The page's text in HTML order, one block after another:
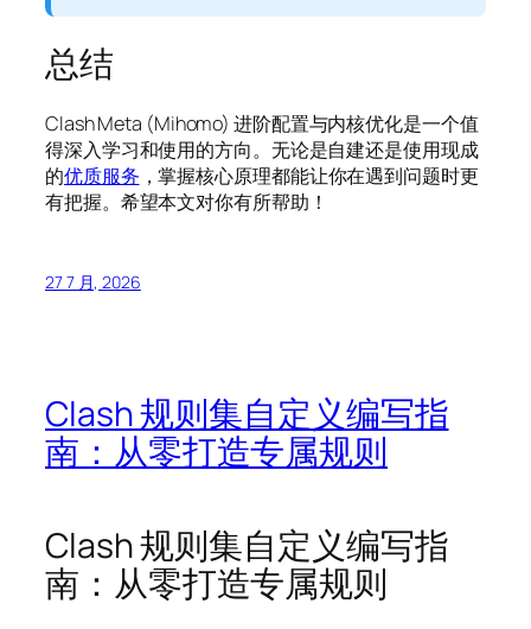
总结
Clash Meta (Mihomo) 进阶配置与内核优化是一个值
得深入学习和使用的方向。无论是自建还是使用现成
的优质服务 ，掌握核心原理都能让你在遇到问题时更
有把握。希望本文对你有所帮助！
27 7 月, 2026
Clash 规则集自定义编写指
南：从零打造专属规则
Clash 规则集自定义编写指
南：从零打造专属规则